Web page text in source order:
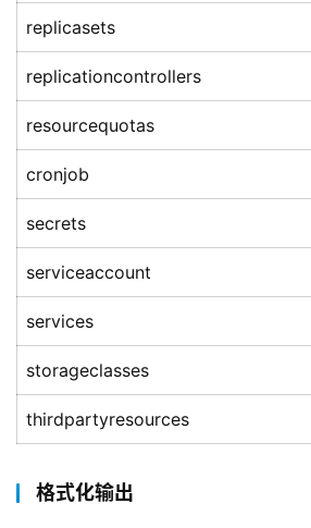
replicasets
replicationcontrollers
resourcequotas
cronjob
secrets
serviceaccount
services
storageclasses
thirdpartyresources
格式化输出